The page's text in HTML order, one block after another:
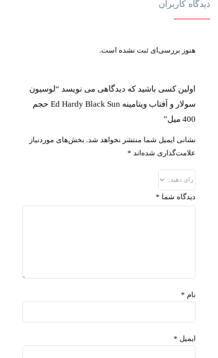
دیدگاه کاربران
هنوز بررسی‌ای ثبت نشده است.
اولین کسی باشید که دیدگاهی می نویسد “لوسیون
سولار و آفتاب ویتامینه Ed Hardy Black Sun حجم
400 میل”
نشانی ایمیل شما منتشر نخواهد شد. بخش‌های موردنیاز
علامت‌گذاری شده‌اند *
دیدگاه شما *
نام *
ایمیل *